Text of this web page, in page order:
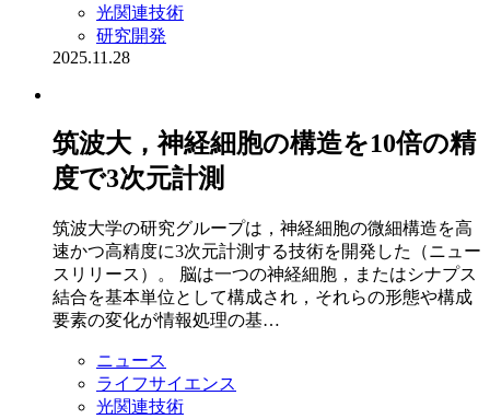
光関連技術
研究開発
2025.11.28
筑波大，神経細胞の構造を10倍の精
度で3次元計測
筑波大学の研究グループは，神経細胞の微細構造を高
速かつ高精度に3次元計測する技術を開発した（ニュー
スリリース）。 脳は一つの神経細胞，またはシナプス
結合を基本単位として構成され，それらの形態や構成
要素の変化が情報処理の基…
ニュース
ライフサイエンス
光関連技術